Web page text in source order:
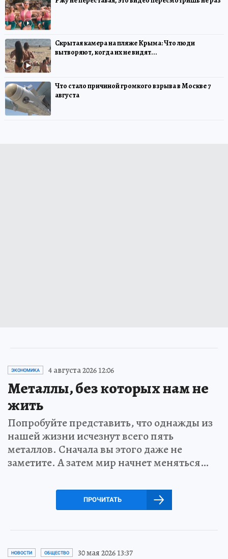
Скрытая камера на пляже Крыма: Что люди
вытворяют, когда их не видят...
Что стало причиной громкого взрыва в Москве 7
августа
ЭКОНОМИКА 4 августа 2026 12:06
Металлы, без которых нам не
жить
Попробуйте представить, что однажды из
нашей жизни исчезнут всего пять
металлов. Сначала вы этого даже не
заметите. А затем мир начнет меняться…
ПРОЧИТАТЬ
НОВОСТИ ОБЩЕСТВО 30 мая 2026 13:37